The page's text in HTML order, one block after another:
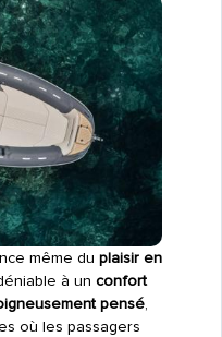
même du plaisir en
à un confort
pensé,
où les passagers